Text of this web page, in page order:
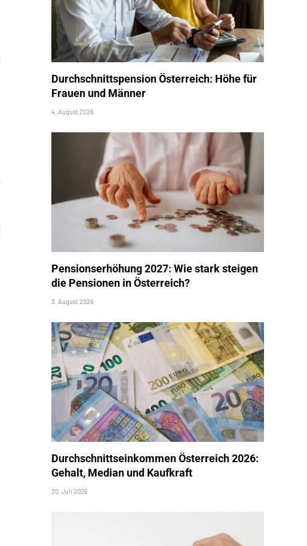
Durchschnittspension Österreich: Höhe für
Frauen und Männer
4. August 2026
Pensionserhöhung 2027: Wie stark steigen
die Pensionen in Österreich?
3. August 2026
Durchschnittseinkommen Österreich 2026:
Gehalt, Median und Kaufkraft
30. Juli 2026